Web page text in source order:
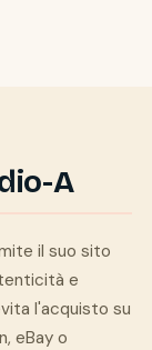
A
il suo sito
e
l'acquisto su
eBay o